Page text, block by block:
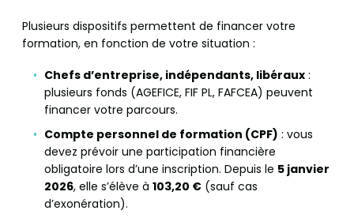
Plusieurs dispositifs permettent de financer votre
formation, en fonction de votre situation :
Chefs d’entreprise, indépendants, libéraux :
plusieurs fonds (AGEFICE, FIF PL, FAFCEA) peuvent
financer votre parcours.
Compte personnel de formation (CPF) : vous
devez prévoir une participation financière
obligatoire lors d’une inscription. Depuis le 5 janvier
2026, elle s’élève à 103,20 € (sauf cas
d’exonération).